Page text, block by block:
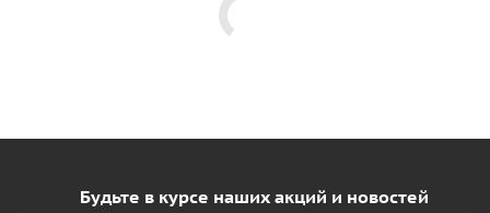
Будьте в курсе наших акций и новостей